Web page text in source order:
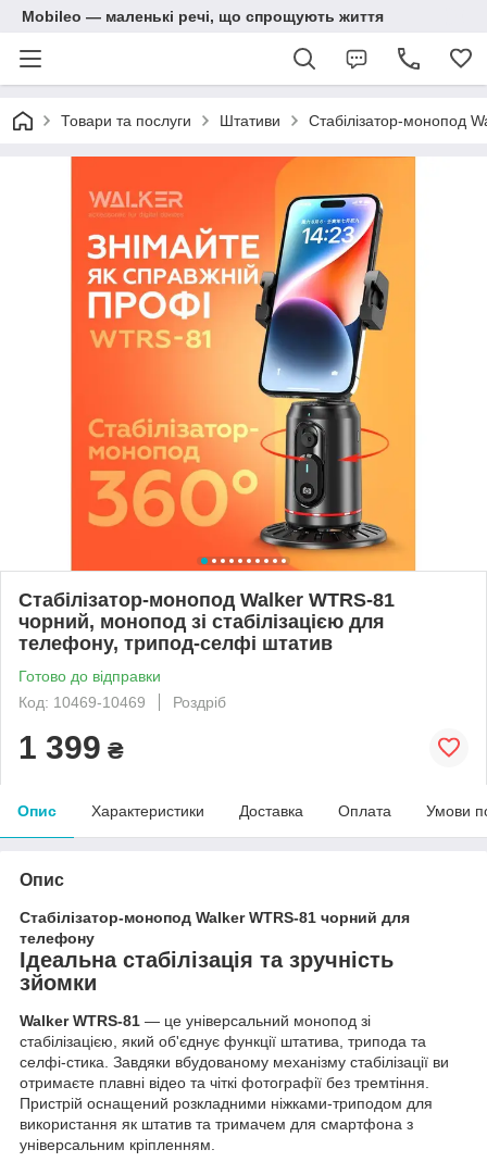
Mobileo — маленькі речі, що спрощують життя
Товари та послуги Штативи Стабілізатор-монопод
Стабілізатор-монопод Walker WTRS-81
чорний, монопод зі стабілізацією для
телефону, трипод-селфі штатив
Готово до відправки
Код: 10469-10469
Роздріб
1 399 ₴
Опис Характеристики Доставка Оплата Умови
Опис
Стабілізатор-монопод Walker WTRS-81 чорний для
телефону
Ідеальна стабілізація та зручність
зйомки
Walker WTRS-81 — це універсальний монопод зі
стабілізацією, який об'єднує функції штатива, трипода та
селфі-стика. Завдяки вбудованому механізму стабілізації ви
отримаєте плавні відео та чіткі фотографії без тремтіння.
Пристрій оснащений розкладними ніжками-триподом для
використання як штатив та тримачем для смартфона з
універсальним кріпленням.